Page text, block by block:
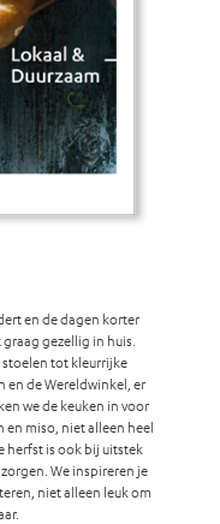
en de dagen korter
gezellig in huis.
tot kleurrijke
en de Wereldwinkel, er
we de keuken in voor
miso, niet alleen heel
herfst is ook bij uitstek
We inspireren je
niet alleen leuk om